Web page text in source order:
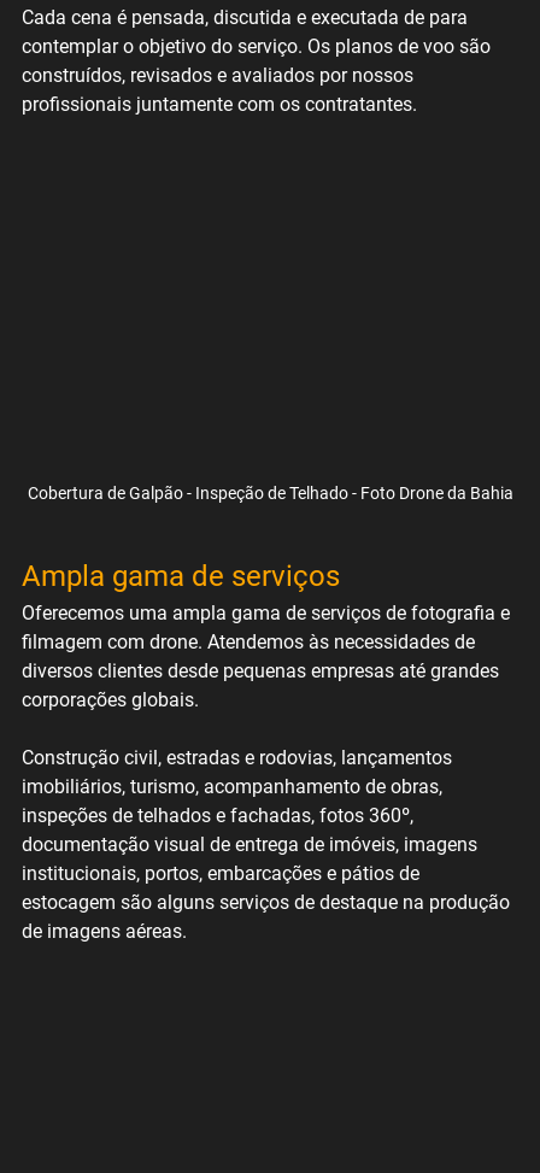
Cada cena é pensada, discutida e executada de para
contemplar o objetivo do serviço. Os planos de voo são
construídos, revisados e avaliados por nossos
profissionais juntamente com os contratantes.
Cobertura de Galpão - Inspeção de Telhado - Foto Drone da Bahia
Ampla gama de serviços
Oferecemos uma ampla gama de serviços de fotografia e
filmagem com drone. Atendemos às necessidades de
diversos clientes desde pequenas empresas até grandes
corporações globais.
Construção civil, estradas e rodovias, lançamentos
imobiliários, turismo, acompanhamento de obras,
inspeções de telhados e fachadas, fotos 360º,
documentação visual de entrega de imóveis, imagens
institucionais, portos, embarcações e pátios de
estocagem são alguns serviços de destaque na produção
de imagens aéreas.